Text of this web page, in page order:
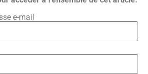
e-mail